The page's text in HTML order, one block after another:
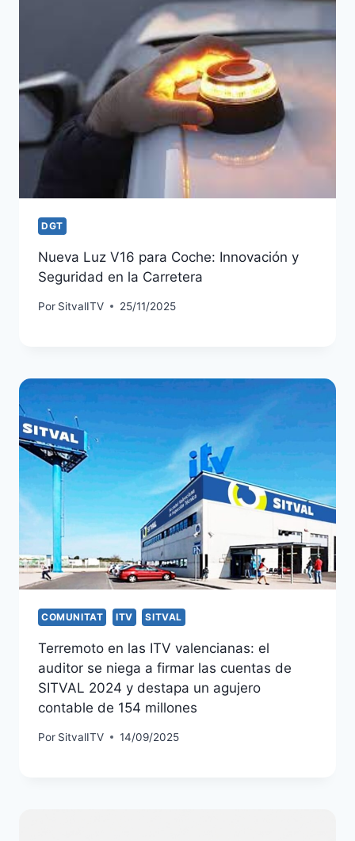
DGT
Nueva Luz V16 para Coche: Innovación y
Seguridad en la Carretera
Por SitvalITV 25/11/2025
COMUNITAT ITV SITVAL
Terremoto en las ITV valencianas: el
auditor se niega a firmar las cuentas de
SITVAL 2024 y destapa un agujero
contable de 154 millones
Por SitvalITV 14/09/2025